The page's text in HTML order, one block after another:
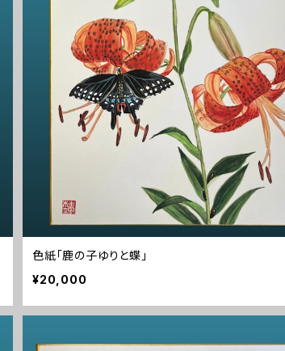
色紙「鹿の子ゆりと蝶」
¥20,000